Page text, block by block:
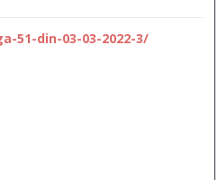
51-din-03-03-2022-3/